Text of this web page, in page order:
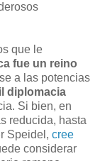
que le
fue un reino
a las potencias
diplomacia
Si bien, en
reducida, hasta
Speidel, cree
considerar